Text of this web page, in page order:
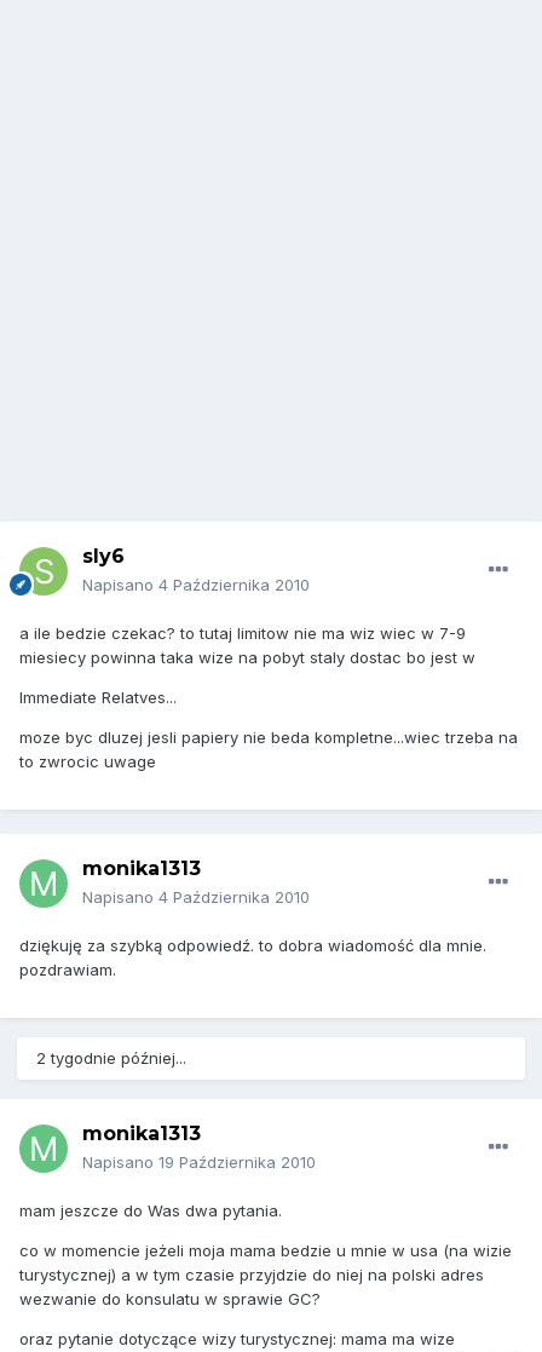
sly6
Napisano 4 Października 2010
a ile bedzie czekac? to tutaj limitow nie ma wiz wiec w 7-9
miesiecy powinna taka wize na pobyt staly dostac bo jest w
Immediate Relatves...
moze byc dluzej jesli papiery nie beda kompletne...wiec trzeba na
to zwrocic uwage
monika1313
Napisano 4 Października 2010
dziękuję za szybką odpowiedź. to dobra wiadomość dla mnie.
pozdrawiam.
2 tygodnie później...
monika1313
Napisano 19 Października 2010
mam jeszcze do Was dwa pytania.
co w momencie jeżeli moja mama bedzie u mnie w usa (na wizie
turystycznej) a w tym czasie przyjdzie do niej na polski adres
wezwanie do konsulatu w sprawie GC?
oraz pytanie dotyczące wizy turystycznej: mama ma wize